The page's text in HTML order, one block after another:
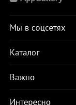
Мы в соцсетях
Каталог
Важно
Интересно